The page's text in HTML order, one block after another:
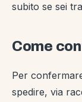
subito se sei
Come
Per
spedire, via